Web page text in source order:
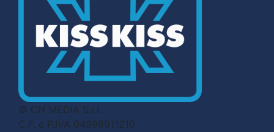
© CN MEDIA S.r.l.
C.F. e P.IVA 04998911210